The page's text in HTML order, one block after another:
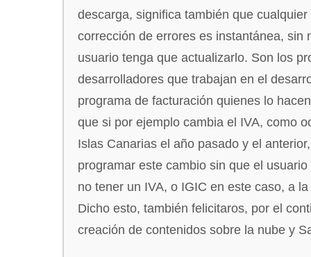
descarga, significa también que
corrección de errores es instantánea, sin
usuario tenga que actualizarlo. Son los
desarrolladores que trabajan en el
programa de facturación quienes lo
que si por ejemplo cambia el IVA, como
Islas Canarias el año pasado y el
programar este cambio sin que el
no tener un IVA, o IGIC en este caso, a
Dicho esto, también felicitaros, por el
creación de contenidos sobre la nube y